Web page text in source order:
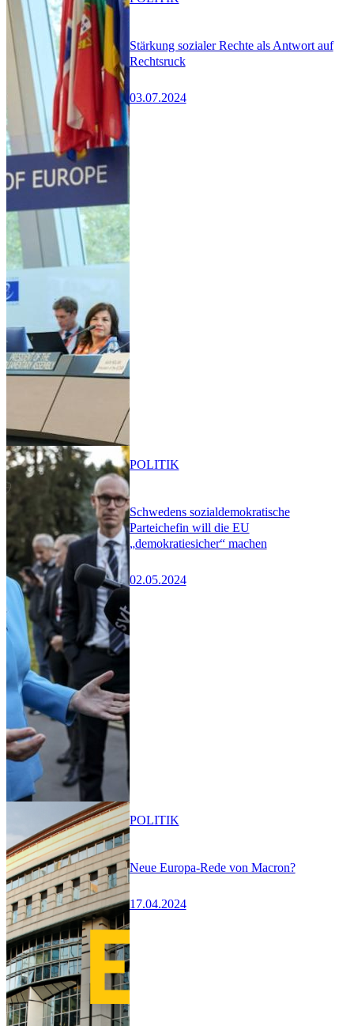
Stärkung sozialer Rechte als Antwort auf
Rechtsruck
03.07.2024
Schwedens sozialdemokratische
Parteichefin will die EU
„demokratiesicher“ machen
02.05.2024
POLITIK
Neue Europa-Rede von Macron?
17.04.2024
POLITIK